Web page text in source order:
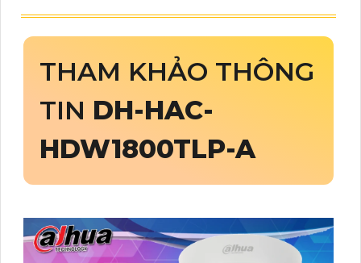
THAM KHẢO THÔNG
TIN DH-HAC-
HDW1800TLP-A